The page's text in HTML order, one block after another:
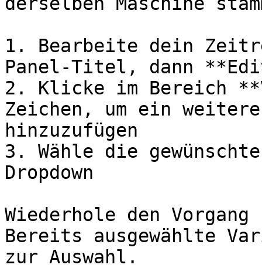
1. Bearbeite dein
Panel-Titel, dann
2. Klicke im Bereich
Zeichen, um ein
hinzuzufügen
3. Wähle die
Dropdown
Wiederhole den
Bereits ausgewählte
zur Auswahl.